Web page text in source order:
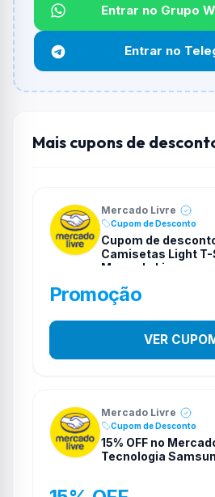
Não informado ou sem limite.
Funciona em qualquer
Não necessariamente. Depende
e alguns vendedores ou
Entrar no Grupo
Entrar no
Mais cupons de
Mercado Livre
Cupom de Desconto
Cupom de
Camisetas Light
Mercado Livre
Promoção
VER
Mercado Livre
Cupom de Desconto
15% OFF no
Tecnologia